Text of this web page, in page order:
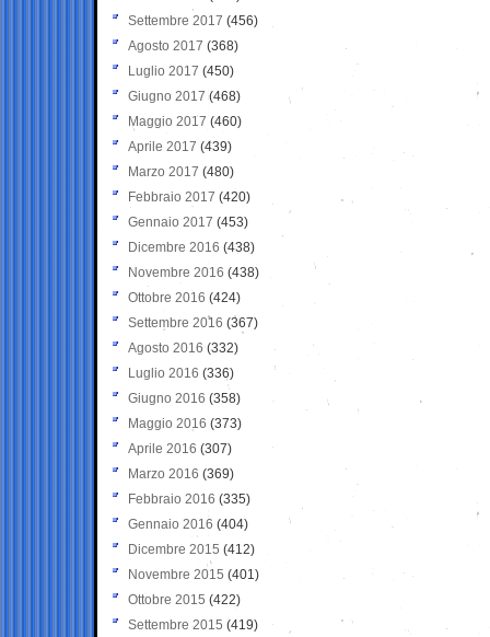
Settembre 2017 (456)
Agosto 2017 (368)
Luglio 2017 (450)
Giugno 2017 (468)
Maggio 2017 (460)
Aprile 2017 (439)
Marzo 2017 (480)
Febbraio 2017 (420)
Gennaio 2017 (453)
Dicembre 2016 (438)
Novembre 2016 (438)
Ottobre 2016 (424)
Settembre 2016 (367)
Agosto 2016 (332)
Luglio 2016 (336)
Giugno 2016 (358)
Maggio 2016 (373)
Aprile 2016 (307)
Marzo 2016 (369)
Febbraio 2016 (335)
Gennaio 2016 (404)
Dicembre 2015 (412)
Novembre 2015 (401)
Ottobre 2015 (422)
Settembre 2015 (419)